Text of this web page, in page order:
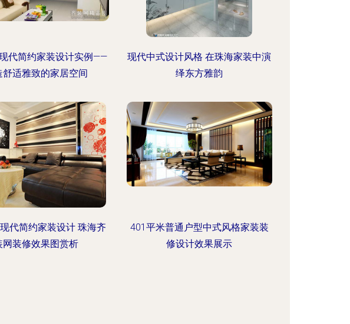
代简约家装设计实例——
舒适雅致的家居空间
现代中式设计风格 在珠海家装中演
绎东方雅韵
代简约家装设计 珠海齐
网装修效果图赏析
401平米普通户型中式风格家装装
修设计效果展示